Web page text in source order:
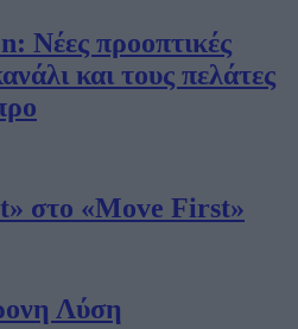
Νέες προοπτικές
και τους πελάτες
στο «Move First»
Λύση